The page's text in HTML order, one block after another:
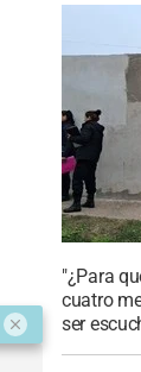
"¿Para
cuatro
ser